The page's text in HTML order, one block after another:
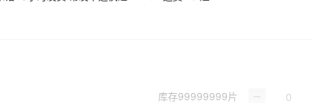
库存99999999片